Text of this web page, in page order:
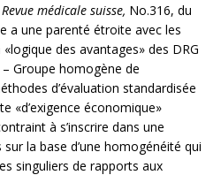
Revue médicale suisse, No.316, du
a une parenté étroite avec les
des avantages» des DRG
Groupe homogène de
d’évaluation standardisée
«d’exigence économique»
à s’inscrire dans une
la base d’une homogénéité qui
singuliers de rapports aux